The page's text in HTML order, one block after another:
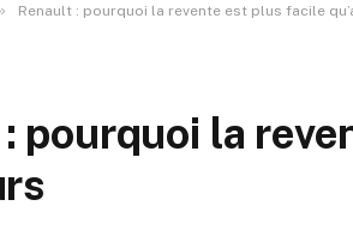
Renault : pourquoi la revente est plus facile
pourquoi la